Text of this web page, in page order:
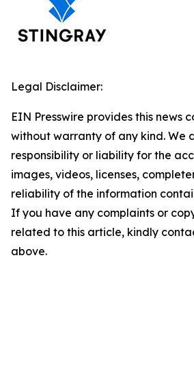
Legal Disclaimer:
EIN Presswire provides this news
without warranty of any kind. We
responsibility or liability for the
images, videos, licenses,
reliability of the information
If you have any complaints or
related to this article, kindly
above.